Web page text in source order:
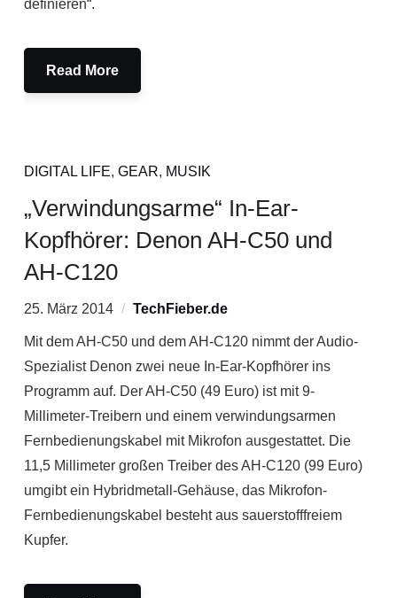
definieren“.
Read More
DIGITAL LIFE, GEAR, MUSIK
„Verwindungsarme“ In-Ear-
Kopfhörer: Denon AH-C50 und
AH-C120
25. März 2014 TechFieber.de
Mit dem AH-C50 und dem AH-C120 nimmt der Audio-
Spezialist Denon zwei neue In-Ear-Kopfhörer ins
Programm auf. Der AH-C50 (49 Euro) ist mit 9-
Millimeter-Treibern und einem verwindungsarmen
Fernbedienungskabel mit Mikrofon ausgestattet. Die
11,5 Millimeter großen Treiber des AH-C120 (99 Euro)
umgibt ein Hybridmetall-Gehäuse, das Mikrofon-
Fernbedienungskabel besteht aus sauerstofffreiem
Kupfer.